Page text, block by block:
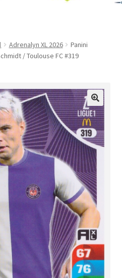
Adrenalyn XL 2026
Panini
/ Toulouse FC #319